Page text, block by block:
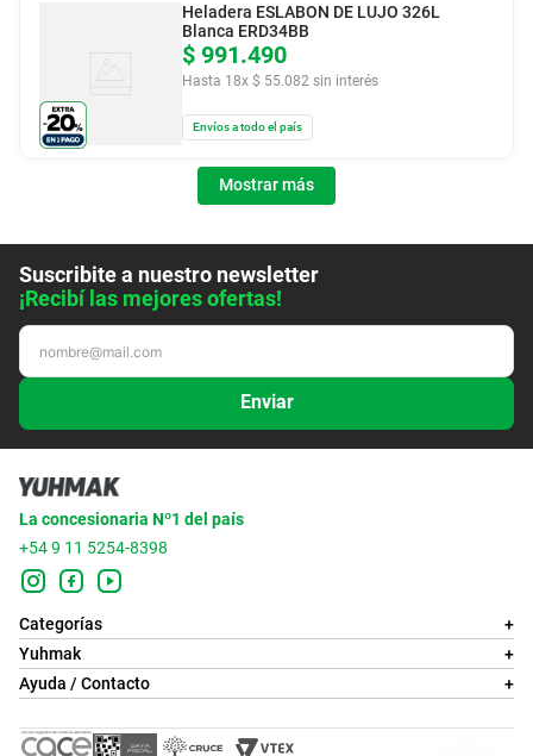
$ 991.490
Hasta 18x $ 55.082 sin interés
Heladera ESLABON DE LUJO 326L
Blanca ERD34BB
Envíos a todo el país
Mostrar más
Suscribite a nuestro newsletter
¡Recibí las mejores ofertas!
Enviar
La concesionaria Nº1 del país
+54 9 11 5254-8398
Categorías
+
Yuhmak
+
Ayuda / Contacto
+